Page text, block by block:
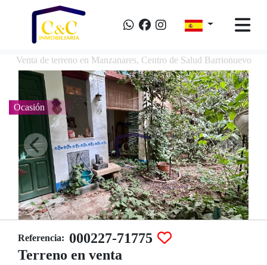
Venta de terreno en Manzanares, Centro de Salud Barrionuevo
Ocasión
Referencia: 000227-71775
Terreno en venta